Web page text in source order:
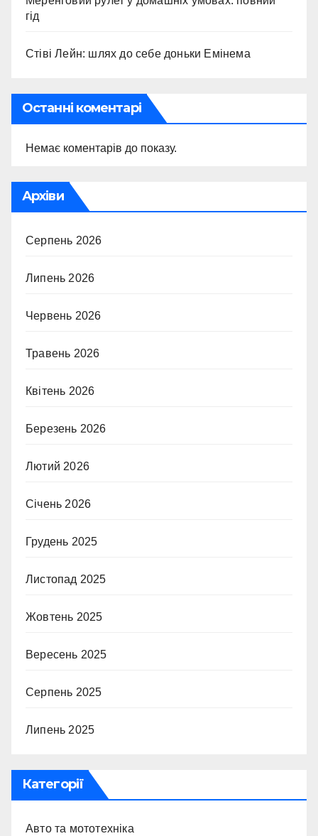
гід
Стіві Лейн: шлях до себе доньки Емінема
Останні коментарі
Немає коментарів до показу.
Архіви
Серпень 2026
Липень 2026
Червень 2026
Травень 2026
Квітень 2026
Березень 2026
Лютий 2026
Січень 2026
Грудень 2025
Листопад 2025
Жовтень 2025
Вересень 2025
Серпень 2025
Липень 2025
Категорії
Авто та мототехніка